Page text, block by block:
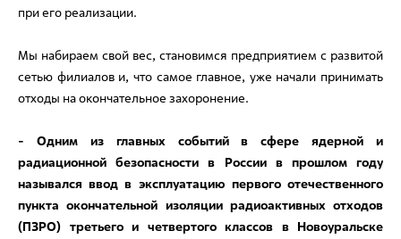
при его реализации.
Мы набираем свой вес, становимся предприятием с развитой
сетью филиалов и, что самое главное, уже начали принимать
отходы на окончательное захоронение.
- Одним из главных событий в сфере ядерной и
радиационной безопасности в России в прошлом году
назывался ввод в эксплуатацию первого отечественного
пункта окончательной изоляции радиоактивных отходов
(ПЗРО) третьего и четвертого классов в Новоуральске